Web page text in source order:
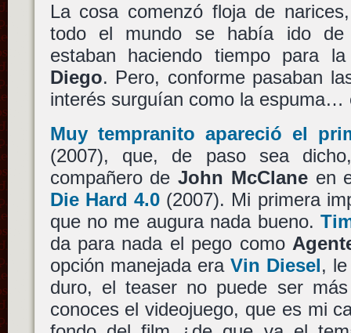
La cosa comenzó floja de
todo el mundo se había ido de
estaban haciendo tiempo para
Diego. Pero, conforme pasaban
interés surguían como la espuma…
Muy tempranito apareció el
(2007), que, de paso sea
compañero deJohn McClaneen
Die Hard 4.0(2007). Mi primera
que no me augura nada bueno.
da para nada el pego como
opción manejada era Vin Diesel,
duro, el teaser no puede ser
conoces el videojuego, que es mi